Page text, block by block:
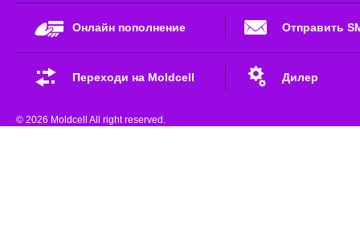
Онлайн пополнение Отправить
Переходи на Moldcell Дилер
© 2026 Moldcell All right reserved.